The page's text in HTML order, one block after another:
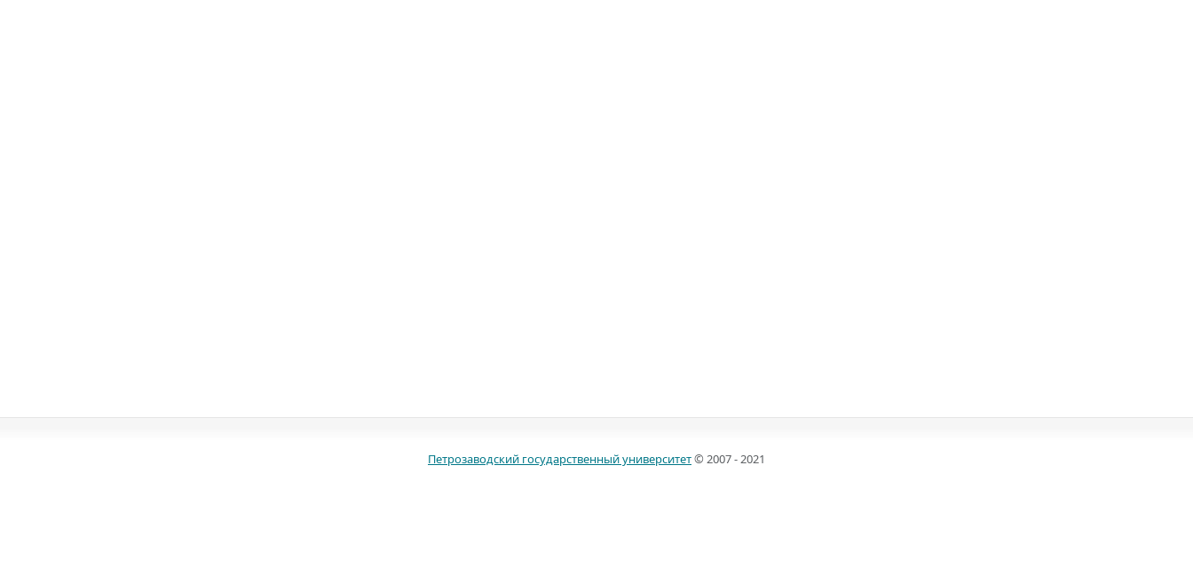
Петрозаводский государственный университет© 2007 - 2021